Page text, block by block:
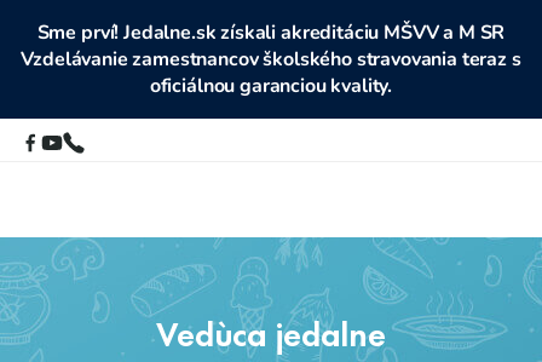
Sme prví! Jedalne.sk získali akreditáciu MŠVV a M SR
Vzdelávanie zamestnancov školského stravovania teraz s
oficiálnou garanciou kvality.
Vedùca jedalne